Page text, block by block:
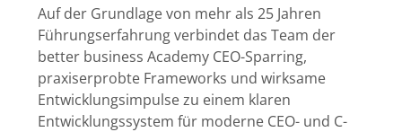
Auf der Grundlage von mehr als 25 Jahren
Führungserfahrung verbindet das Team der
better business Academy CEO-Sparring,
praxiserprobte Frameworks und wirksame
Entwicklungsimpulse zu einem klaren
Entwicklungssystem für moderne CEO- und C-